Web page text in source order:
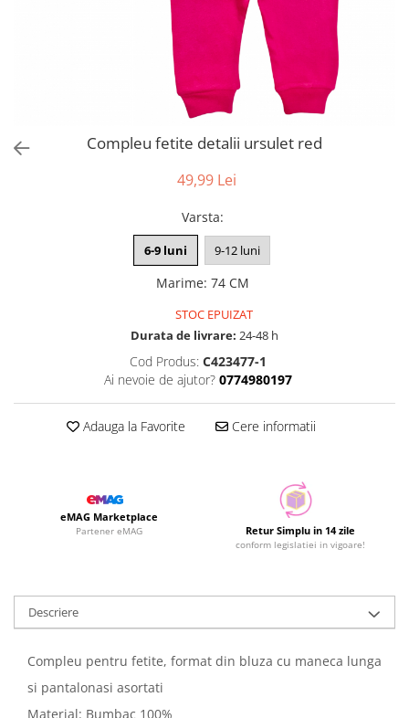
Compleu fetite detalii ursulet red
49,99 Lei
Varsta:
6-9 luni 9-12 luni
Marime: 74 CM
STOC EPUIZAT
Durata de livrare: 24-48 h
Cod Produs: C423477-1
Ai nevoie de ajutor? 0774980197
Adauga la Favorite Cere informatii
eMAG Marketplace
Partener eMAG Retur Simplu in 14 zile
conform legislatiei in vigoare!
Descriere
Compleu pentru fetite, format din bluza cu maneca lunga
si pantalonasi asortati
Material: Bumbac 100%